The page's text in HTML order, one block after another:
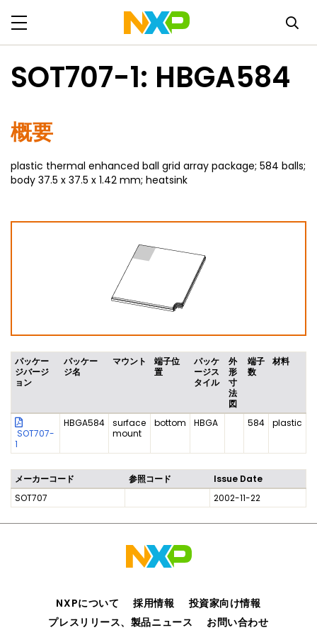
SOT707-1: HBGA584
概要
plastic thermal enhanced ball grid array package; 584 balls;
body 37.5 x 37.5 x 1.42 mm; heatsink
パッケー
ジバージ
ョン
パッケー
ジ名
マウント
端子位
置
パッケ
ージス
タイル
外
形
寸
法
図
端子
数
材料
SOT707-
1
HBGA584
surface
mount
bottom HBGA 584 plastic
メーカーコード 参照コード
Issue Date
SOT707
2002-11-22
NXPについて 採用情報
投資家向け情報
プレスリリース、製品ニュース
お問い合わせ